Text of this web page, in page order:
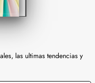
las ultimas tendencias y